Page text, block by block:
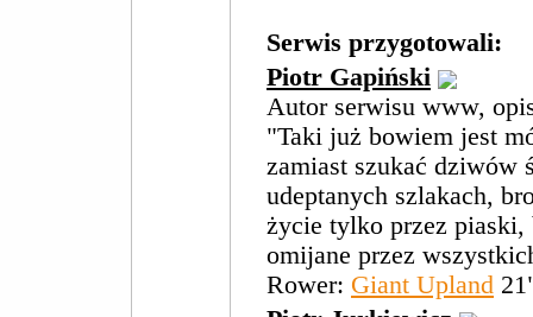
Serwis przygotowali:
Piotr Gapiński
Autor serwisu www,
"Taki już bowiem jest
zamiast szukać dziwów
udeptanych szlakach,
życie tylko przez piaski,
omijane przez
Rower: Giant Upland